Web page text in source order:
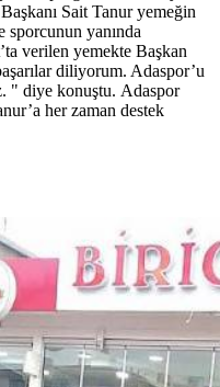
Sait Tanur yemeğin
sporcunun yanında
verilen yemekte Başkan
diliyorum. Adaspor’u
" diye konuştu. Adaspor
her zaman destek